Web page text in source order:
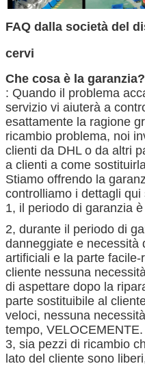
FAQ dalla società del
cervi
Che cosa è la garanzia?
: Quando il problema
servizio vi aiuterà a
esattamente la ragione
ricambio problema, noi
clienti da DHL o da altri
a clienti a come
Stiamo offrendo la
controlliamo i dettagli qui
1, il periodo di garanzia
2, durante il periodo di
danneggiate e necessità
artificiali e la parte
cliente nessuna
di aspettare dopo la
parte sostituibile al
veloci, nessuna
tempo, VELOCEMENTE.
3, sia pezzi di ricambio
lato del cliente sono